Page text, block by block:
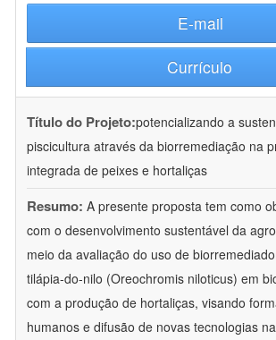
E-mail
Currículo
Título do Projeto:potencializando a
piscicultura através da biorremediação na
integrada de peixes e hortaliças
Resumo: A presente proposta tem como
com o desenvolvimento sustentável da
meio da avaliação do uso de
tilápia-do-nilo (Oreochromis niloticus) em
com a produção de hortaliças, visando
humanos e difusão de novas tecnologias